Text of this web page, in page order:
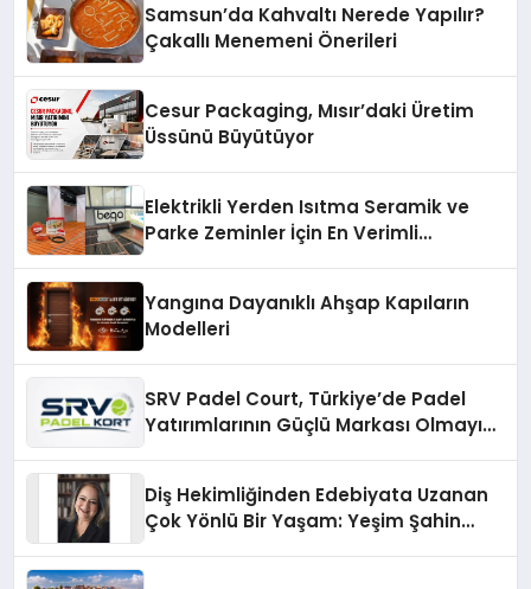
Samsun’da Kahvaltı Nerede Yapılır?
Çakallı Menemeni Önerileri
Cesur Packaging, Mısır’daki Üretim
Üssünü Büyütüyor
Elektrikli Yerden Isıtma Seramik ve
Parke Zeminler İçin En Verimli
Yangına Dayanıklı Ahşap Kapıların
Modelleri
SRV Padel Court, Türkiye’de Padel
Yatırımlarının Güçlü Markası Olmayı
Diş Hekimliğinden Edebiyata Uzanan
Çok Yönlü Bir Yaşam: Yeşim Şahin